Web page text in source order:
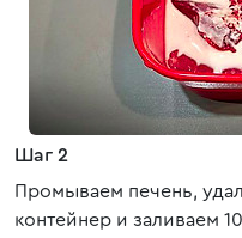
Шаг 2
Промываем печень,
контейнер и заливаем